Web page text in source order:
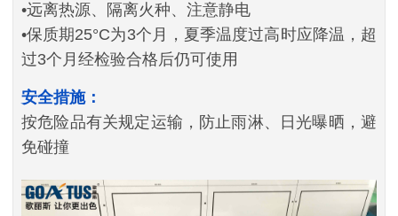
•远离热源、隔离火种、注意静电
•保质期25°C为3个月，夏季温度过高时应降温，超
过3个月经检验合格后仍可使用
安全措施：
按危险品有关规定运输，防止雨淋、日光曝晒，避
免碰撞